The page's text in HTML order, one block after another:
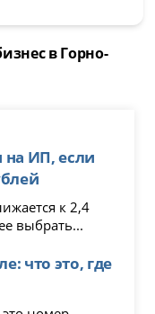
в Горно-
на ИП, если
к 2,4
выбрать...
что это, где